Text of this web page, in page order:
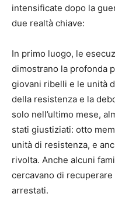
intensificate dopo la
due realtà chiave:
In primo luogo, le
dimostrano la profonda
giovani ribelli e le unità
della resistenza e la
solo nell’ultimo mese,
stati giustiziati: otto
unità di resistenza, e
rivolta. Anche alcuni
cercavano di
arrestati.